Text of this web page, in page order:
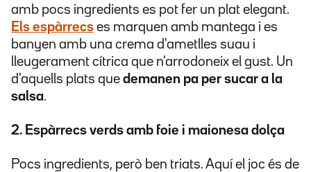
amb pocs ingredients es pot fer un plat elegant.
Els espàrrecs es marquen amb mantega i es
banyen amb una crema d'ametlles suau i
lleugerament cítrica que n'arrodoneix el gust. Un
d'aquells plats que demanen pa per sucar a la
salsa.
2. Espàrrecs verds amb foie i maionesa dolça
Pocs ingredients, però ben triats. Aquí el joc és de